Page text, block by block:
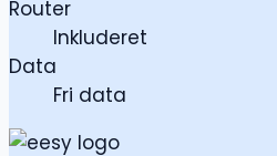
Router
Inkluderet
Data
Fri data